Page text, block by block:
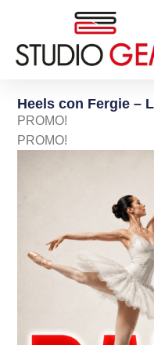
Heels con Fergie –
PROMO!
PROMO!